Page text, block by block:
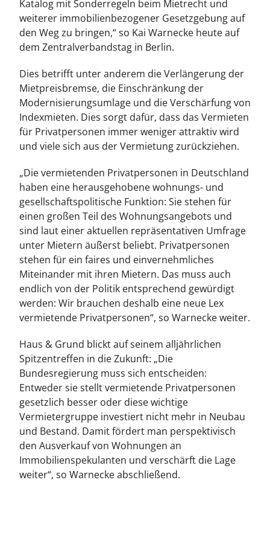
Katalog mit Sonderregeln beim Mietrecht und
weiterer immobilienbezogener Gesetzgebung auf
den Weg zu bringen,“ so Kai Warnecke heute auf
dem Zentralverbandstag in Berlin.
Dies betrifft unter anderem die Verlängerung der
Mietpreisbremse, die Einschränkung der
Modernisierungsumlage und die Verschärfung von
Indexmieten. Dies sorgt dafür, dass das Vermieten
für Privatpersonen immer weniger attraktiv wird
und viele sich aus der Vermietung zurückziehen.
„Die vermietenden Privatpersonen in Deutschland
haben eine herausgehobene wohnungs- und
gesellschaftspolitische Funktion: Sie stehen für
einen großen Teil des Wohnungsangebots und
sind laut einer aktuellen repräsentativen Umfrage
unter Mietern äußerst beliebt. Privatpersonen
stehen für ein faires und einvernehmliches
Miteinander mit ihren Mietern. Das muss auch
endlich von der Politik entsprechend gewürdigt
werden: Wir brauchen deshalb eine neue Lex
vermietende Privatpersonen“, so Warnecke weiter.
Haus & Grund blickt auf seinem alljährlichen
Spitzentreffen in die Zukunft: „Die
Bundesregierung muss sich entscheiden:
Entweder sie stellt vermietende Privatpersonen
gesetzlich besser oder diese wichtige
Vermietergruppe investiert nicht mehr in Neubau
und Bestand. Damit fördert man perspektivisch
den Ausverkauf von Wohnungen an
Immobilienspekulanten und verschärft die Lage
weiter“, so Warnecke abschließend.